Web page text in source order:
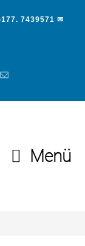
7439571 ✉
Menü